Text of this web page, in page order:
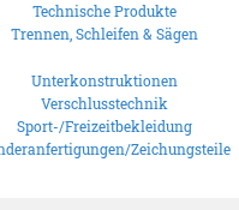
Technische Produkte
Trennen, Schleifen & Sägen
Unterkonstruktionen
Verschlusstechnik
Sport-/Freizeitbekleidung
Zeichungsteile